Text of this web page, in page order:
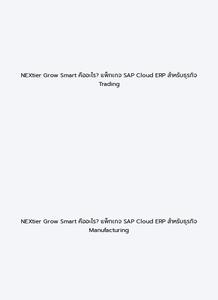
NEXtier Grow Smart คืออะไร? แพ็กเกจ SAP Cloud ERP สำหรับธุรกิจ
Trading
NEXtier Grow Smart คืออะไร? แพ็กเกจ SAP Cloud ERP สำหรับธุรกิจ
Manufacturing